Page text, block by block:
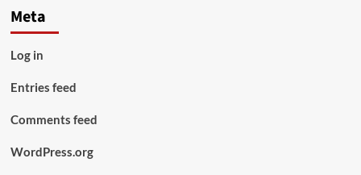
Meta
Log in
Entries feed
Comments feed
WordPress.org